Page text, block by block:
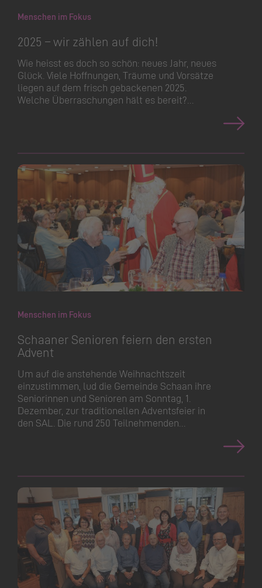
Menschen im Fokus
2025 – wir zählen auf dich!
Wie heisst es doch so schön: neues Jahr, neues
Glück. Viele Hoffnungen, Träume und Vorsätze
liegen auf dem frisch gebackenen 2025.
Welche Überraschungen hält es bereit?…
Menschen im Fokus
Schaaner Senioren feiern den ersten
Advent
Um auf die anstehende Weihnachtszeit
einzustimmen, lud die Gemeinde Schaan ihre
Seniorinnen und Senioren am Sonntag, 1.
Dezember, zur traditionellen Adventsfeier in
den SAL. Die rund 250 Teilnehmenden…